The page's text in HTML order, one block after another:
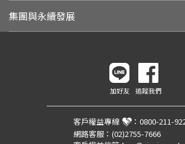
集團與永續發展
加好友 追蹤我們
客戶權益專線 ： 0800-211-
網路客服： (02)2755-7666